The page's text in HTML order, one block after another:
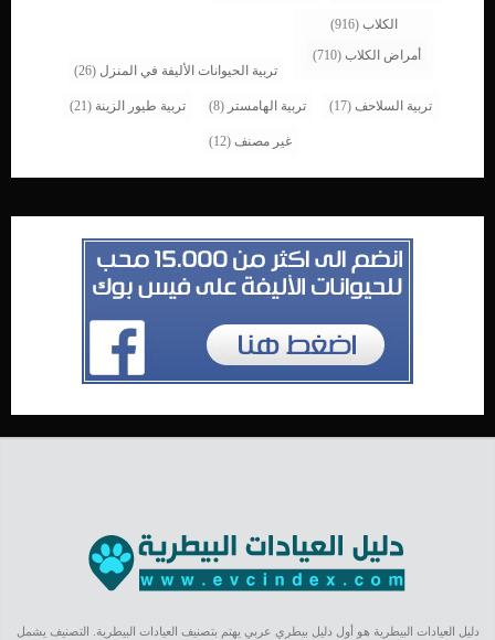
الكلاب (916)
أمراض الكلاب (710)
تربية الحيوانات الأليفة في المنزل (26)
تربية السلاحف (17) تربية الهامستر (8) تربية طيور الزينة (21)
غير مصنف (12)
دليل العيادات البيطرية هو أول دليل بيطري عربي يهتم بتصنيف العيادات البيطرية. التصنيف يشمل